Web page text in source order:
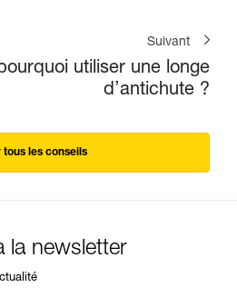
Suivant
utiliser une longe
d’antichute ?
tous les conseils
la newsletter